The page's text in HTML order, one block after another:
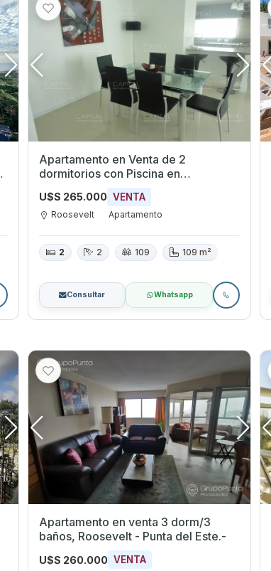
Apartamento en Venta de 2
dormitorios con Piscina en
Roosevelt, Maldonado
U$S 265.000 VENTA
Roosevelt Apartamento
2 2 109 109 m²
Consultar Whatsapp
Apartamento en venta 3 dorm/3
baños, Roosevelt - Punta del Este.-
U$S 260.000 VENTA